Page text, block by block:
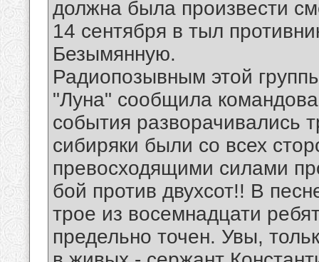
должна была произвести
14 сентября в тыл
Безымянную.
Радиопозывным этой
"Луна" сообщила
события разворачивались
сибиряки были со всех
превосходящими силами
бой против двухсот!! В
трое из восемнадцати
предельно точен. Увы,